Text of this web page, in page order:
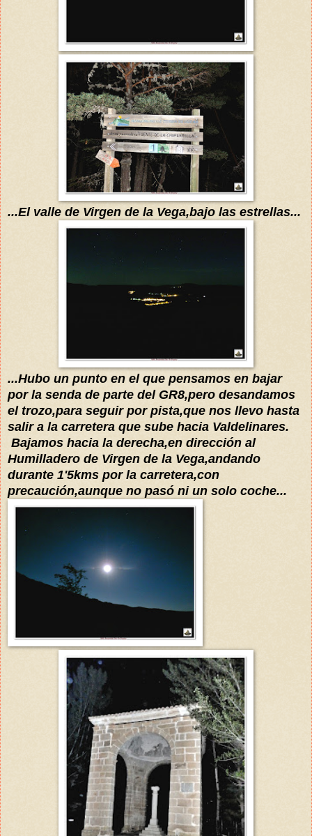
...El valle de Virgen de la Vega,bajo las estrellas...
...Hubo un punto en el que pensamos en bajar
por la senda de parte del GR8,pero desandamos
el trozo,para seguir por pista,que nos llevo hasta
salir a la carretera que sube hacia Valdelinares.
Bajamos hacia la derecha,en dirección al
Humilladero de Virgen de la Vega,andando
durante 1'5kms por la carretera,con
precaución,aunque no pasó ni un solo coche...